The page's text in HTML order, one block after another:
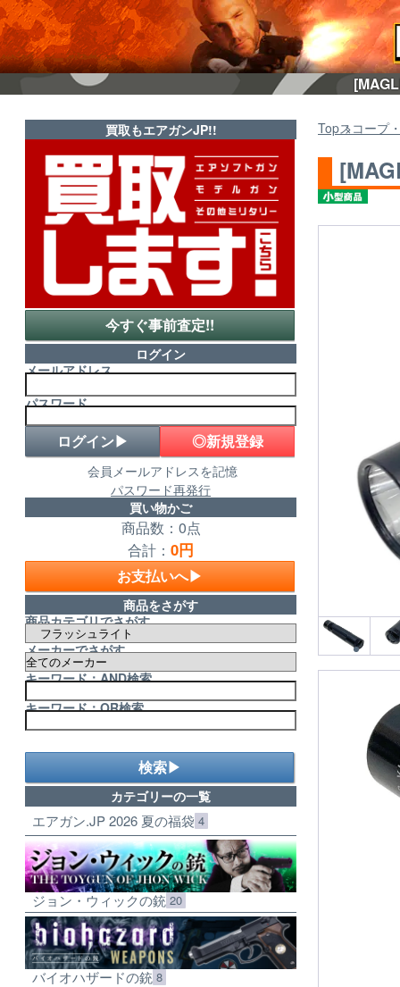
Topスコープ
買取もエアガンJP!!
今すぐ事前査定!!
ログイン
メールアドレス
パスワード
◎新規登録
会員メールアドレスを記憶
パスワード再発行
買い物かご
商品数：0点
合計： 0円
お支払いへ▶
商品をさがす
商品カテゴリでさがす
メーカーでさがす
キーワード：AND検索
キーワード：OR検索
検索▶
カテゴリーの一覧
エアガン.JP 2026 夏の福袋 4
ジョン・ウィックの銃 20
バイオハザードの銃 8